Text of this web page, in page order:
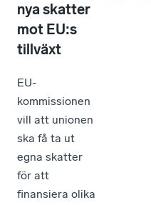
nya skatter
mot EU:s
tillväxt
EU-
kommissionen
vill att unionen
ska få ta ut
egna skatter
för att
finansiera olika